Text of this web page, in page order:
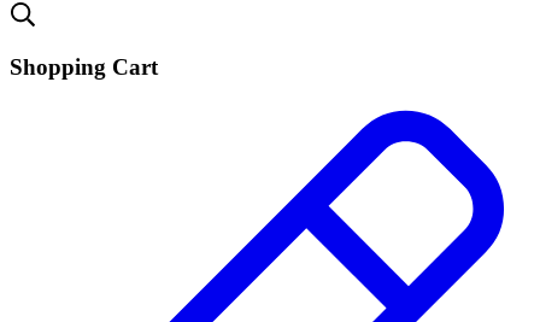
Shopping Cart